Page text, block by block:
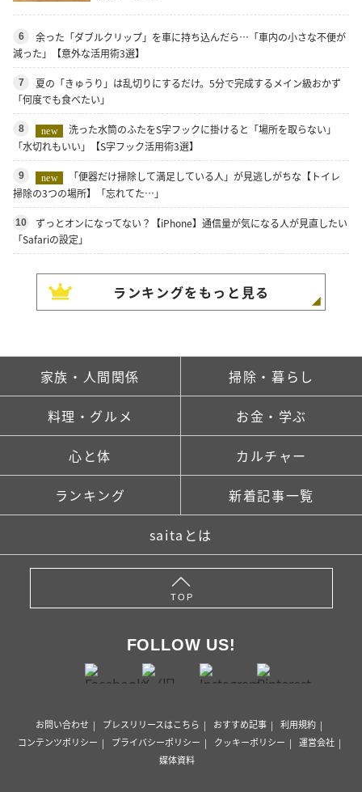
6
余った「ダブルクリップ」を車に持ち込んだら…「車内の小さな不便が
減った」【意外な活用術3選】
7
夏の「きゅうり」は乱切りにするだけ。5分で完成するメイン級おかず
「何度でも食べたい」
8 new
洗った水筒のふたをS字フックに掛けると「場所を取らない」
「水切れもいい」【S字フック活用術3選】
9 new
「便器だけ掃除して満足している人」が見逃しがちな【トイレ
掃除の3つの場所】「忘れてた…」
10
ずっとオンになってない？【iPhone】通信量が気になる人が見直したい
「Safariの設定」
ランキングをもっと見る
家族・人間関係 掃除・暮らし
料理・グルメ お金・学ぶ
心と体 カルチャー
ランキング 新着記事一覧
saitaとは
TOP
FOLLOW US!
お問い合わせ プレスリリースはこちら おすすめ記事
利用規約
コンテンツポリシー
プライバシーポリシー クッキーポリシー
運営会社
媒体資料